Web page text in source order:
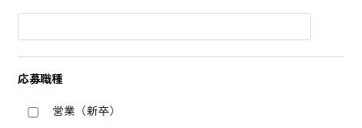
応募職種
営業（新卒）